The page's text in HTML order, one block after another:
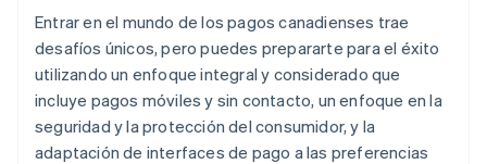
Entrar en el mundo de los pagos canadienses trae
desafíos únicos, pero puedes prepararte para el éxito
utilizando un enfoque integral y considerado que
incluye pagos móviles y sin contacto, un enfoque en la
seguridad y la protección del consumidor, y la
adaptación de interfaces de pago a las preferencias